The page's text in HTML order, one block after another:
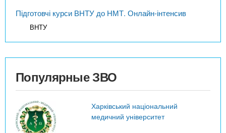
Підготовчі курси ВНТУ до НМТ. Онлайн-інтенсив
ВНТУ
Популярные ЗВО
Харківський національний
медичний університет